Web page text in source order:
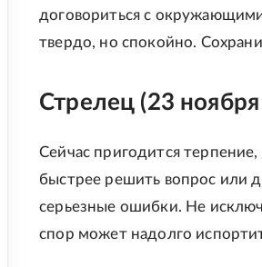
договориться с
твердо, но спокойно.
Стрелец (23
Сейчас пригодится
быстрее решить вопрос или
серьезные ошибки. Не
спор может надолго